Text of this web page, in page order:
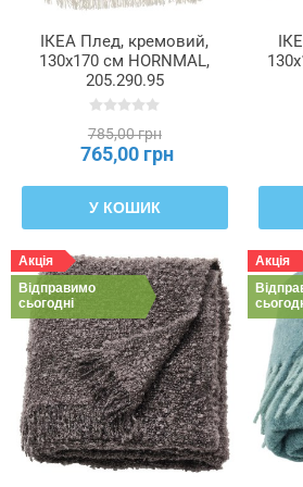
ІКЕА Плед, кремовий,
130x170 см HORNMAL,
205.290.95
785,00 грн
765,00 грн
У КОШИК
Акція
Відправимо
сьогодні
Акція